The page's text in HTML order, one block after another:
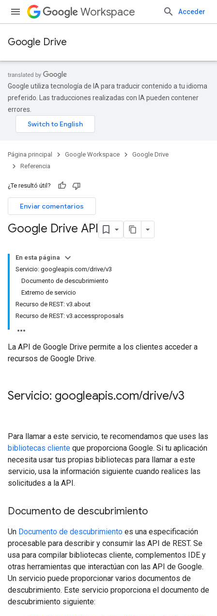
Workspace Acceder
Google Drive
Google utiliza tecnología de IA para traducir contenido a tu idioma
preferido. Las traducciones realizadas con IA pueden contener
errores.
Página principal Google Workspace
Google Drive
Referencia
¿Te resultó útil?
Enviar comentarios
Google Drive API
En esta página
Servicio: googleapis.com/drive/v3
Documento de descubrimiento
Extremo de servicio
Recurso de REST: v3.about
Recurso de REST: v3.accessproposals
La API de Google Drive permite a los clientes acceder a
recursos de Google Drive.
Servicio: googleapis.com/drive/v3
Para llamar a este servicio, te recomendamos que uses las
bibliotecas cliente que proporciona Google. Si tu aplicación
necesita usar tus propias bibliotecas para llamar a este
servicio, usa la información siguiente cuando realices las
solicitudes a la API.
Documento de descubrimiento
Un Documento de descubrimiento es una especificación
procesable para describir y consumir las API de REST. Se
usa para compilar bibliotecas cliente, complementos IDE y
otras herramientas que interactúan con las API de Google.
Un servicio puede proporcionar varios documentos de
descubrimiento. Este servicio proporciona el documento de
descubrimiento siguiente: